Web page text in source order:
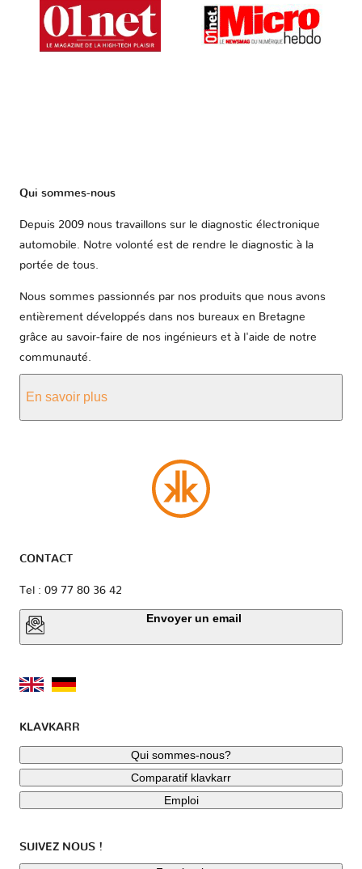
Qui sommes-nous
Depuis 2009 nous travaillons sur le diagnostic électronique
automobile. Notre volonté est de rendre le diagnostic à la
portée de tous.
Nous sommes passionnés par nos produits que nous avons
entièrement développés dans nos bureaux en Bretagne
grâce au savoir-faire de nos ingénieurs et à l'aide de notre
communauté.
En savoir plus
CONTACT
Tel : 09 77 80 36 42
Envoyer un email
KLAVKARR
Qui sommes-nous?
Comparatif klavkarr
Emploi
SUIVEZ NOUS !